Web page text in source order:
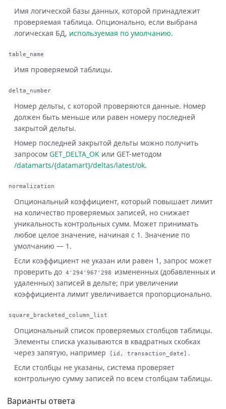
Имя логической базы данных, которой принадлежит
проверяемая таблица. Опционально, если выбрана
логическая БД, используемая по умолчанию.
table_name
Имя проверяемой таблицы.
delta_number
Номер дельты, с которой проверяются данные. Номер
должен быть меньше или равен номеру последней
закрытой дельты.
Номер последней закрытой дельты можно получить
запросом GET_DELTA_OK или GET-методом
/datamarts/{datamart}/deltas/latest/ok.
normalization
Опциональный коэффициент, который повышает лимит
на количество проверяемых записей, но снижает
уникальность контрольных сумм. Может принимать
любое целое значение, начиная с 1. Значение по
умолчанию — 1.
Если коэффициент не указан или равен 1, запрос может
проверить до 4 '294' 967 '298
измененных (добавленных и
удаленных) записей в дельте; при увеличении
коэффициента лимит увеличивается пропорционально.
square_bracketed_column_list
Опциональный список проверяемых столбцов таблицы.
Элементы списка указываются в квадратных скобках
через запятую, например
id , transaction_date
.
Если столбцы не указаны, система проверяет
контрольную сумму записей по всем столбцам таблицы.
Варианты ответа